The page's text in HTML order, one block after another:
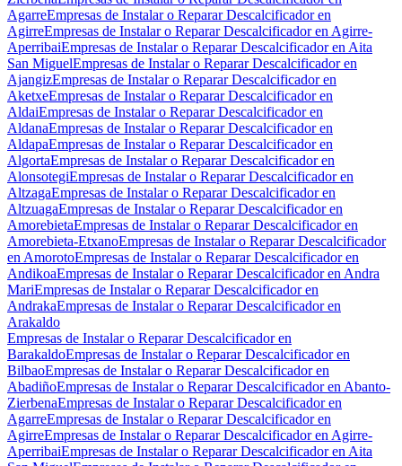
AgarreEmpresas de Instalar o Reparar Descalcificador en
AgirreEmpresas de Instalar o Reparar Descalcificador en Agirre-
AperribaiEmpresas de Instalar o Reparar Descalcificador en Aita
San MiguelEmpresas de Instalar o Reparar Descalcificador en
AjangizEmpresas de Instalar o Reparar Descalcificador en
AketxeEmpresas de Instalar o Reparar Descalcificador en
AldaiEmpresas de Instalar o Reparar Descalcificador en
AldanaEmpresas de Instalar o Reparar Descalcificador en
AldapaEmpresas de Instalar o Reparar Descalcificador en
AlgortaEmpresas de Instalar o Reparar Descalcificador en
AlonsotegiEmpresas de Instalar o Reparar Descalcificador en
AltzagaEmpresas de Instalar o Reparar Descalcificador en
AltzuagaEmpresas de Instalar o Reparar Descalcificador en
AmorebietaEmpresas de Instalar o Reparar Descalcificador en
Amorebieta-EtxanoEmpresas de Instalar o Reparar Descalcificador
en AmorotoEmpresas de Instalar o Reparar Descalcificador en
AndikoaEmpresas de Instalar o Reparar Descalcificador en Andra
MariEmpresas de Instalar o Reparar Descalcificador en
AndrakaEmpresas de Instalar o Reparar Descalcificador en
Arakaldo
Empresas de Instalar o Reparar Descalcificador en
BarakaldoEmpresas de Instalar o Reparar Descalcificador en
BilbaoEmpresas de Instalar o Reparar Descalcificador en
AbadiñoEmpresas de Instalar o Reparar Descalcificador en Abanto-
ZierbenaEmpresas de Instalar o Reparar Descalcificador en
AgarreEmpresas de Instalar o Reparar Descalcificador en
AgirreEmpresas de Instalar o Reparar Descalcificador en Agirre-
AperribaiEmpresas de Instalar o Reparar Descalcificador en Aita